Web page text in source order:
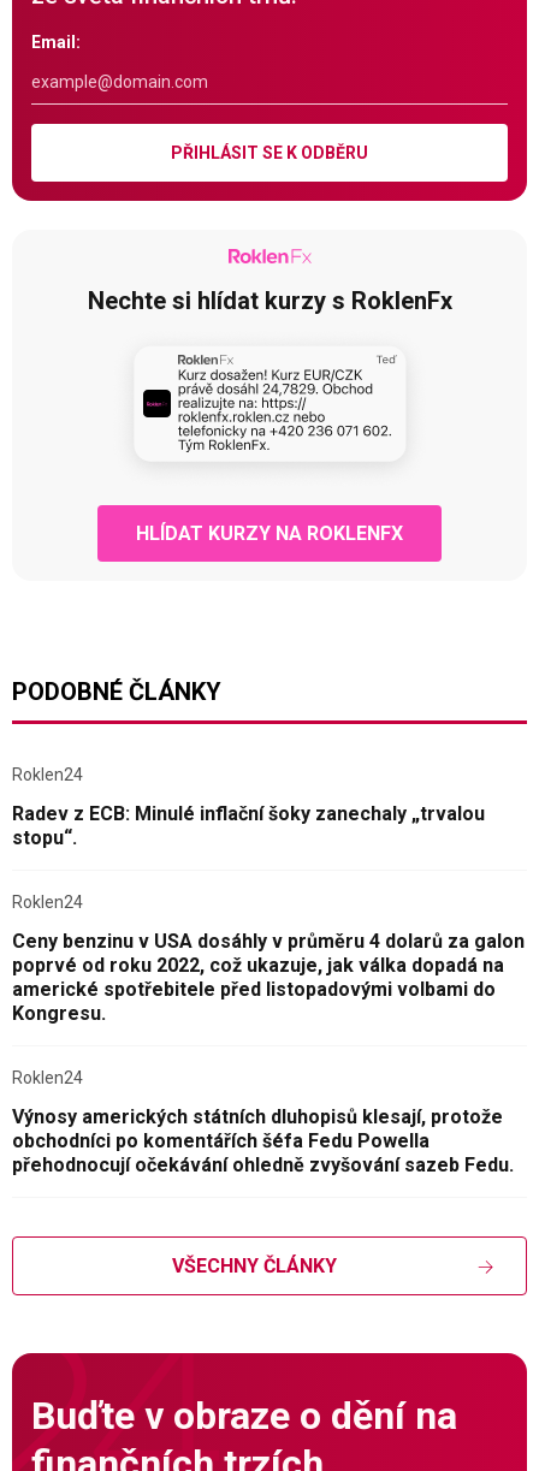
Email:
PŘIHLÁSIT SE K ODBĚRU
Nechte si hlídat kurzy s RoklenFx
HLÍDAT KURZY NA ROKLENFX
PODOBNÉ ČLÁNKY
Roklen24
Radev z ECB: Minulé inflační šoky zanechaly „trvalou
stopu“.
Roklen24
Ceny benzinu v USA dosáhly v průměru 4 dolarů za galon
poprvé od roku 2022, což ukazuje, jak válka dopadá na
americké spotřebitele před listopadovými volbami do
Kongresu.
Roklen24
Výnosy amerických státních dluhopisů klesají, protože
obchodníci po komentářích šéfa Fedu Powella
přehodnocují očekávání ohledně zvyšování sazeb Fedu.
VŠECHNY ČLÁNKY
Buďte v obraze o dění na